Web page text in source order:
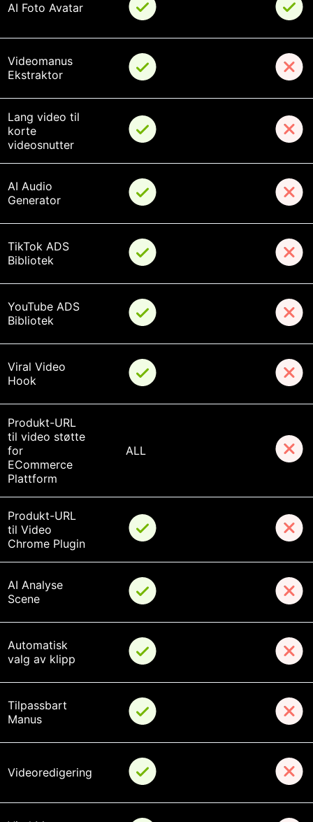
AI Foto Avatar
Videomanus
Ekstraktor
Lang video til
korte
videosnutter
AI Audio
Generator
TikTok ADS
Bibliotek
YouTube ADS
Bibliotek
Viral Video
Hook
Produkt-URL
til video støtte
for
ECommerce
Plattform
ALL
Produkt-URL
til Video
Chrome Plugin
AI Analyse
Scene
Automatisk
valg av klipp
Tilpassbart
Manus
Videoredigering